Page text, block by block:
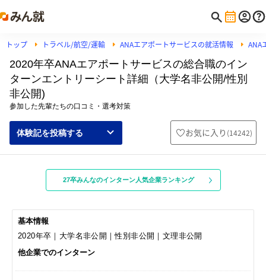
トップ トラベル/航空/運輸 ANAエアポートサービスの就活情報 ANA
2020年卒ANAエアポートサービスの総合職のイン
ターンエントリーシート詳細（大学名非公開/性別
非公開)
参加した先輩たちの口コミ・選考対策
体験記を投稿する お気に入り (14242)
27卒みんなのインターン人気企業ランキング
基本情報
2020年卒｜大学名非公開｜性別非公開｜文理非公開
他企業でのインターン